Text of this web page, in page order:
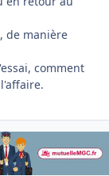
de manière
comment